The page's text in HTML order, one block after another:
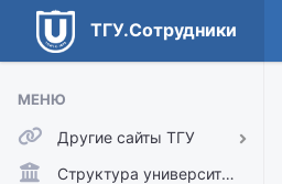
ТГУ.Сотрудники
МЕНЮ
Другие сайты ТГУ
ТГУ.Аккаунты
Структура университета